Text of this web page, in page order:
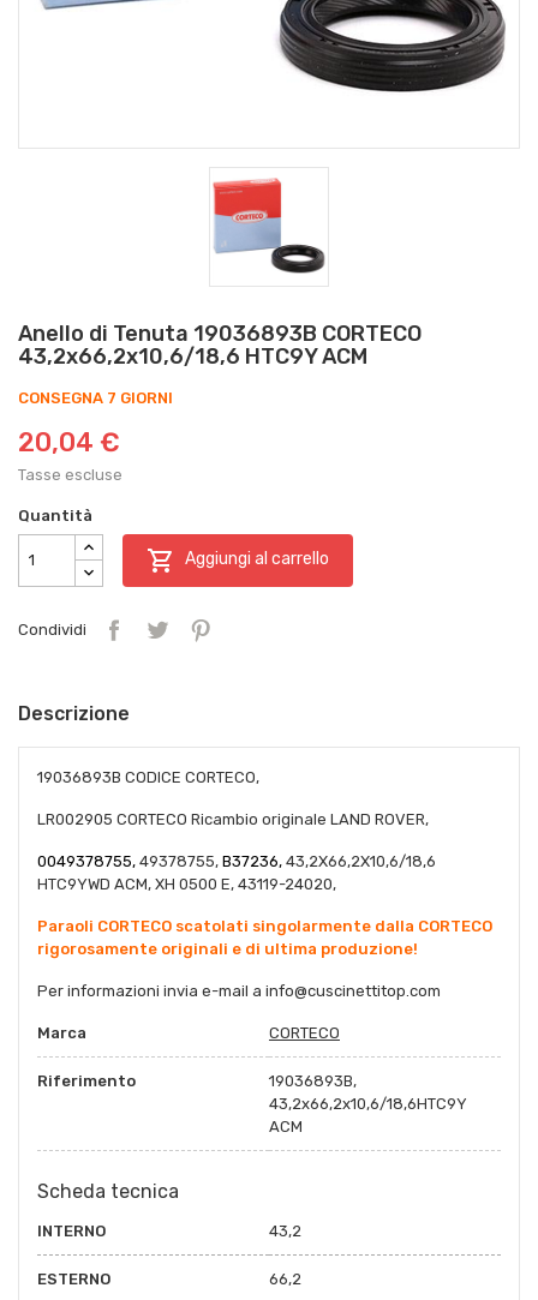
Anello di Tenuta 19036893B CORTECO
43,2x66,2x10,6/18,6 HTC9Y ACM
CONSEGNA 7 GIORNI
20,04 €
Tasse escluse
Quantità
 Aggiungi al carrello
Condividi
Descrizione
19036893B CODICE CORTECO,
LR002905 CORTECO Ricambio originale LAND ROVER,
0049378755, 49378755, B37236, 43,2X66,2X10,6/18,6
HTC9YWD ACM, XH 0500 E, 43119-24020,
Paraoli CORTECO scatolati singolarmente dalla CORTECO
rigorosamente originali e di ultima produzione!
Per informazioni invia e-mail a info@cuscinettitop.com
Marca CORTECO
Riferimento
19036893B,
43,2x66,2x10,6/18,6HTC9Y
ACM
Scheda tecnica
INTERNO 43,2
ESTERNO 66,2